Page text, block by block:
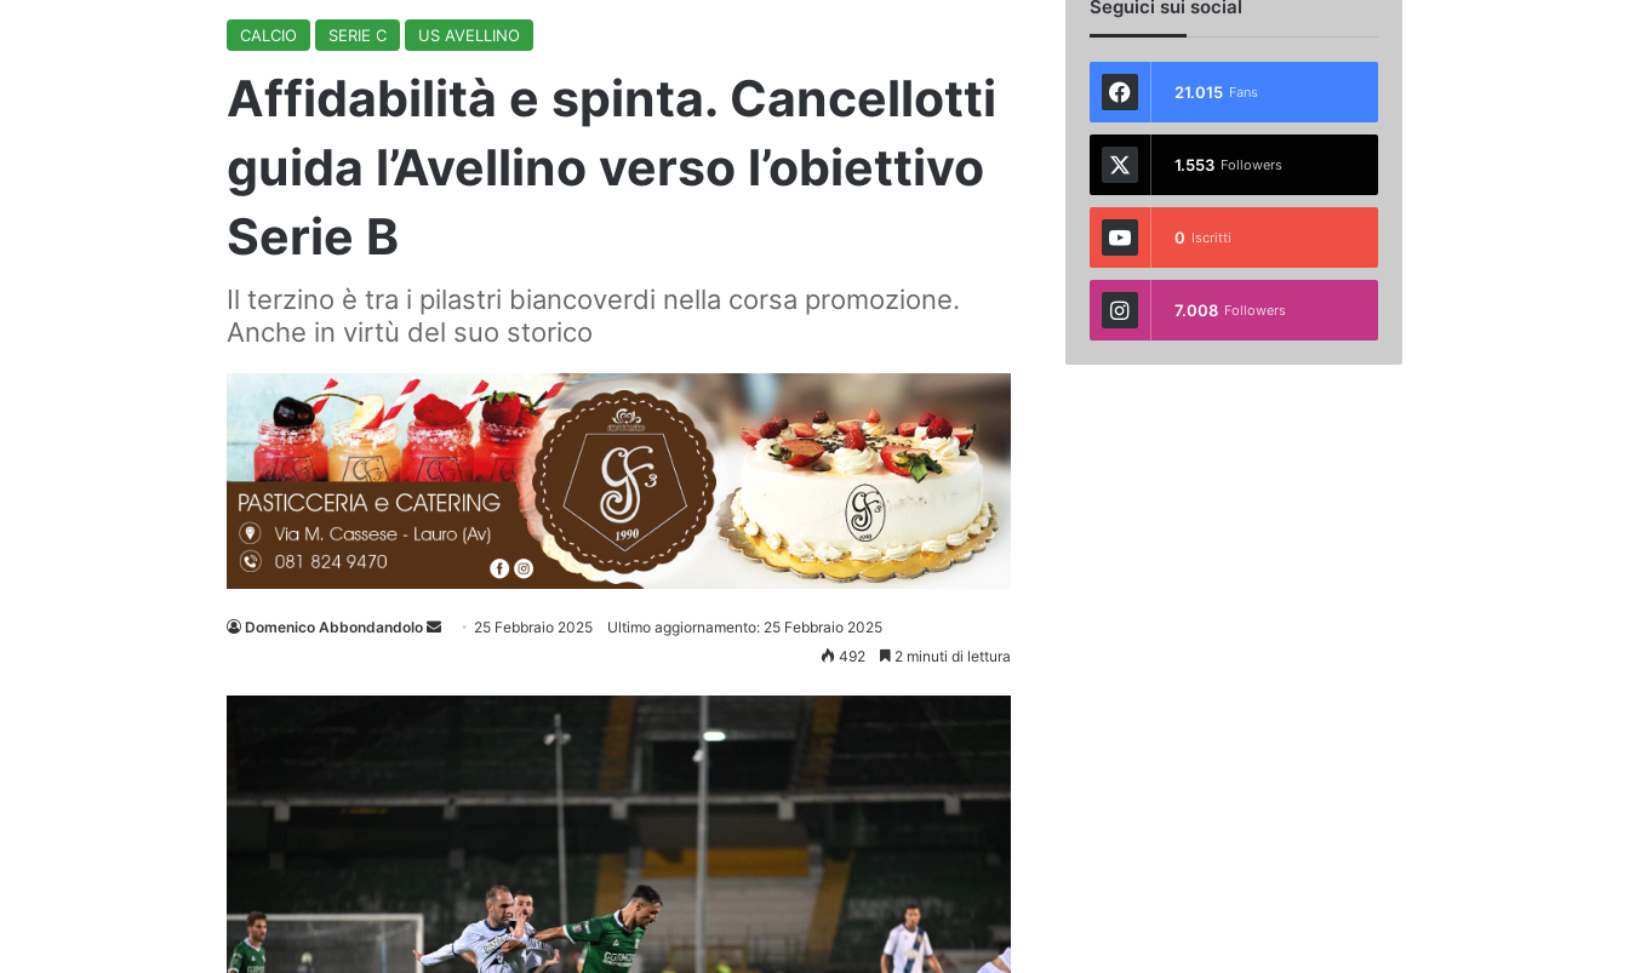
CALCIO SERIE C US AVELLINO
Affidabilità e spinta. Cancellotti
guida l’Avellino verso l’obiettivo
Serie B
Il terzino è tra i pilastri biancoverdi nella corsa promozione.
Anche in virtù del suo storico
Domenico Abbondandolo
Invia 25 Febbraio 2025
Ultimo aggiornamento: 25 Febbraio 2025
492
2 minuti di lettura
Seguici sui social
21.015 Fans
1.553 Followers
0 Iscritti
7.008 Followers